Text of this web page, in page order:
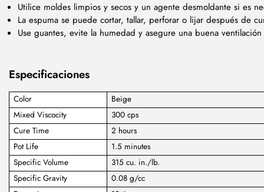
Utilice moldes limpios y secos y un agente desmoldante si es
La espuma se puede cortar, tallar, perforar o lijar después de
Use guantes, evite la humedad y asegure una buena
Especificaciones
Color
Beige
Mixed Viscocity
300 cps
Cure Time
2 hours
Pot Life
1.5 minutes
Specific Volume
315 cu. in./lb.
Specific Gravity
0.08 g/cc